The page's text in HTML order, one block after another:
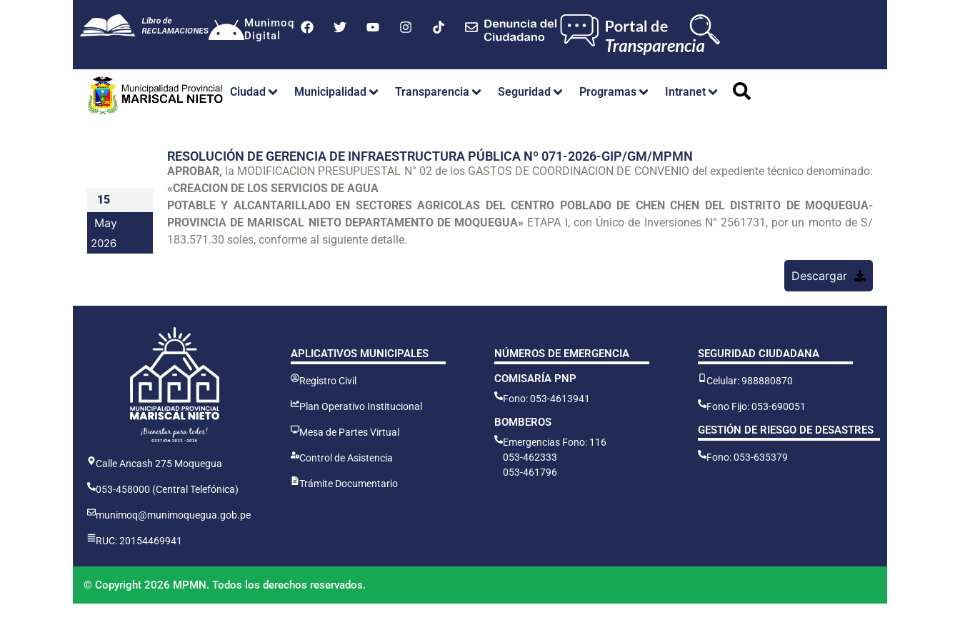
Munimoq
Digital
Ciudad Municipalidad Transparencia Seguridad Programas Intranet
15
May
2026
RESOLUCIÓN DE GERENCIA DE INFRAESTRUCTURA PÚBLICA Nº 071-2026-GIP/GM/MPMN
APROBAR, la MODIFICACION PRESUPUESTAL N° 02 de los GASTOS DE COORDINACION DE CONVENIO del expediente técnico denominado:
«CREACION DE LOS SERVICIOS DE AGUA
POTABLE Y ALCANTARILLADO EN SECTORES AGRICOLAS DEL CENTRO POBLADO DE CHEN CHEN DEL DISTRITO DE MOQUEGUA-
PROVINCIA DE MARISCAL NIETO DEPARTAMENTO DE MOQUEGUA» ETAPA I, con Único de Inversiones N° 2561731, por un monto de S/
183.571.30 soles, conforme al siguiente detalle.
Descargar
Calle Ancash 275 Moquegua
053-458000 (Central Telefónica)
munimoq@munimoquegua.gob.pe
RUC: 20154469941
APLICATIVOS MUNICIPALES
Registro Civil
Plan Operativo Institucional
Mesa de Partes Virtual
Control de Asistencia
Trámite Documentario
NÚMEROS DE EMERGENCIA
COMISARÍA PNP
Fono: 053-4613941
BOMBEROS
Emergencias Fono: 116
053-462333
053-461796
SEGURIDAD CIUDADANA
Celular: 988880870
Fono Fijo: 053-690051
GESTIÓN DE RIESGO DE DESASTRES
Fono: 053-635379
© Copyright 2026 MPMN. Todos los derechos reservados.